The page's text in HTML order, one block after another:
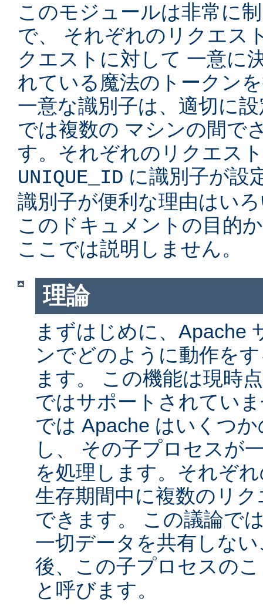
このモジュールは非常に
で、 それぞれのリクエス
クエストに対して 一意に
れている魔法のトークン
一意な識別子は、適切に
では複数の マシンの間で
す。それぞれのリクエス
UNIQUE_ID に識別子が設
識別子が便利な理由はい
このドキュメントの目的
ここでは説明しません。
理論
まずはじめに、Apache
ンでどのように動作を
ます。 この機能は現時
ではサポートされてい
では Apache はいくつ
し、 その子プロセスが
を処理します。それぞ
生存期間中に複数のリ
できます。 この議論で
一切データを共有しな
後、この子プロセスの
と呼びます。